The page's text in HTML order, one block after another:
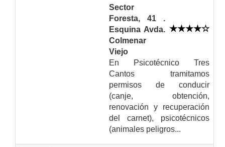
Sector
Foresta, 41 .
Esquina Avda.
Colmenar
Viejo
En Psicotécnico Tres
Cantos tramitamos
permisos de conducir
(canje, obtención,
renovación y recuperación
del carnet), psicotécnicos
(animales peligros...